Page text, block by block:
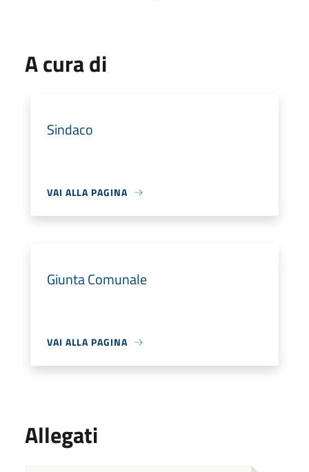
A cura di
Sindaco
VAI ALLA PAGINA
Giunta Comunale
VAI ALLA PAGINA
Allegati